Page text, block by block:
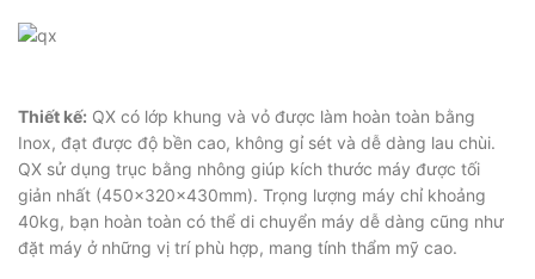
Thiết kế: QX có lớp khung và vỏ được làm hoàn toàn bằng
Inox, đạt được độ bền cao, không gỉ sét và dễ dàng lau chùi.
QX sử dụng trục bằng nhông giúp kích thước máy được tối
giản nhất (450x320x430mm). Trọng lượng máy chỉ khoảng
40kg, bạn hoàn toàn có thể di chuyển máy dễ dàng cũng như
đặt máy ở những vị trí phù hợp, mang tính thẩm mỹ cao.